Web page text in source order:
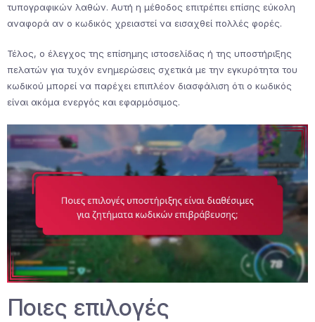
τυπογραφικών λαθών. Αυτή η μέθοδος επιτρέπει επίσης εύκολη
αναφορά αν ο κωδικός χρειαστεί να εισαχθεί πολλές φορές.
Τέλος, ο έλεγχος της επίσημης ιστοσελίδας ή της υποστήριξης
πελατών για τυχόν ενημερώσεις σχετικά με την εγκυρότητα του
κωδικού μπορεί να παρέχει επιπλέον διασφάλιση ότι ο κωδικός
είναι ακόμα ενεργός και εφαρμόσιμος.
Ποιες επιλογές